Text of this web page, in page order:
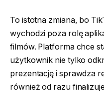
To istotna zmiana, bo
wychodzi poza rolę
filmów. Platforma chce
użytkownik nie tylko
prezentację i sprawdza
również od razu